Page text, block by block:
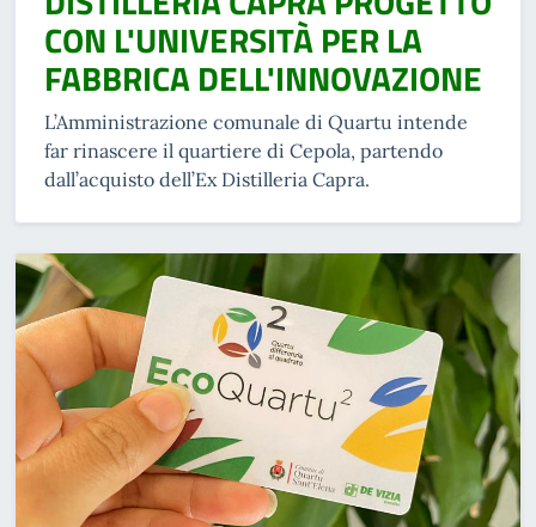
CON L'UNIVERSITÀ PER LA
FABBRICA DELL'INNOVAZIONE
L’Amministrazione comunale di Quartu intende
far rinascere il quartiere di Cepola, partendo
dall’acquisto dell’Ex Distilleria Capra.